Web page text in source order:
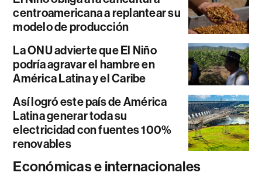
centroamericana a replantear su
modelo de producción
La ONU advierte que El Niño
podría agravar el hambre en
América Latina y el Caribe
Así logró este país de América
Latina generar toda su
electricidad con fuentes 100%
renovables
Económicas e internacionales